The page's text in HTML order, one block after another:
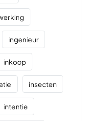
ingenieur
inkoop
insecten
intentie